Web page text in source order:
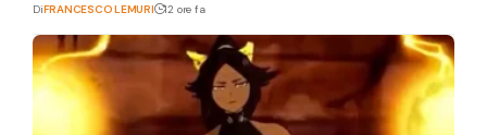
DiFRANCESCO LEMURI 12 ore fa